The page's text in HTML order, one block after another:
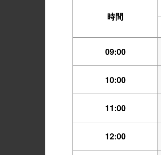
時間
09:00
10:00
11:00
12:00